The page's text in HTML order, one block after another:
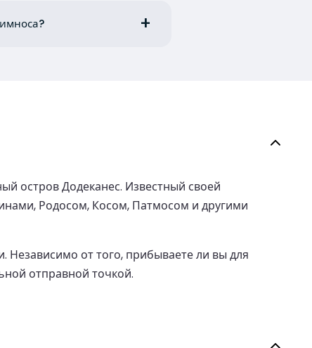
остров Додеканес. Известный своей
Родосом, Косом, Патмосом и другими
Независимо от того, прибываете ли вы для
отправной точкой.